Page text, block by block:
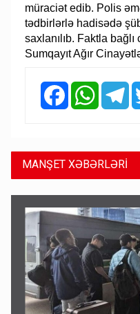
müraciət edib. Polis
tədbirlərlə hadisədə
saxlanılıb. Faktla
Sumqayıt Ağır
FacebookWhatsApp
MANŞET XƏBƏRLƏRİ